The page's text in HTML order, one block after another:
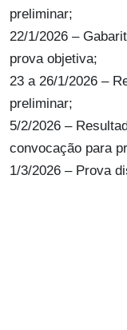
preliminar;
22/1/2026 –
prova objetiva;
23 a 26/1/2026 –
preliminar;
5/2/2026 –
convocação para
1/3/2026 – Prova